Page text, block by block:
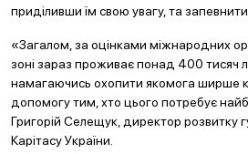
приділивши їм свою увагу, та
«Загалом, за оцінками міжнародних
зоні зараз проживає понад 400
намагаючись охопити якомога ширше
допомогу тим, хто цього потребує
Григорій Селещук, директор розвитку
Карітасу України.